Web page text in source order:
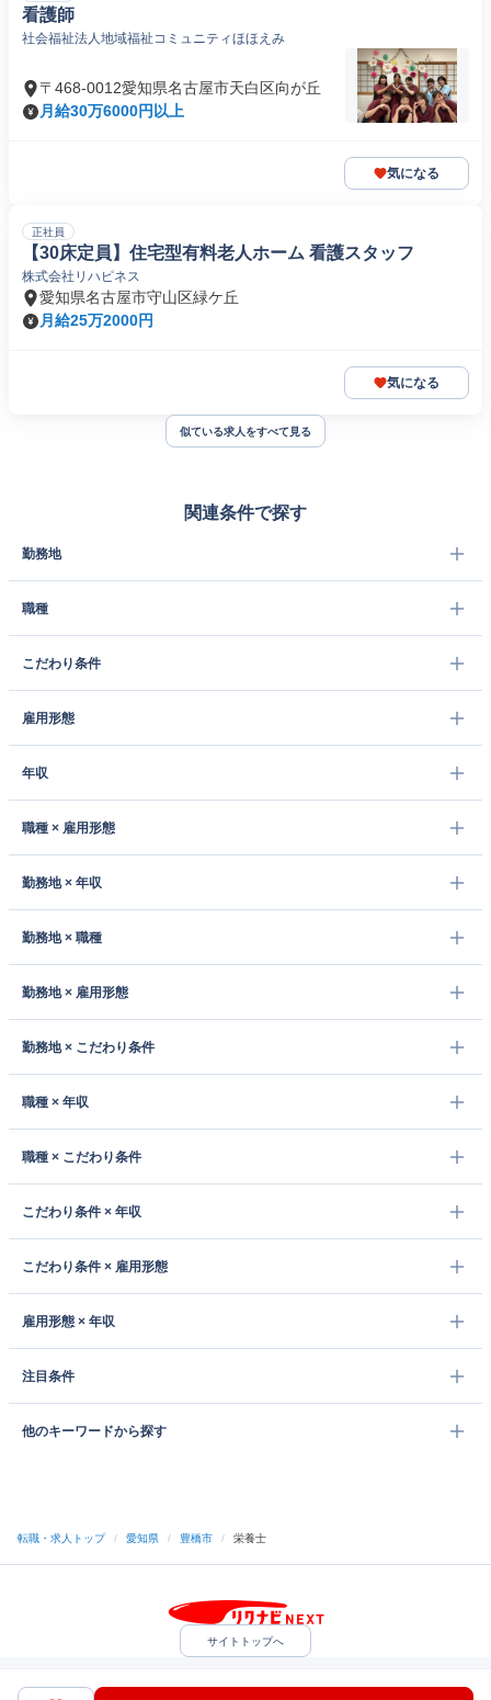
看護師
社会福祉法人地域福祉コミュニティほほえみ
〒468-0012愛知県名古屋市天白区向が丘
月給30万6000円以上
気になる
正社員
【30床定員】住宅型有料老人ホーム 看護スタッフ
株式会社リハピネス
愛知県名古屋市守山区緑ケ丘
月給25万2000円
気になる
似ている求人をすべて見る
関連条件で探す
勤務地
職種
こだわり条件
雇用形態
年収
職種 × 雇用形態
勤務地 × 年収
勤務地 × 職種
勤務地 × 雇用形態
勤務地 × こだわり条件
職種 × 年収
職種 × こだわり条件
こだわり条件 × 年収
こだわり条件 × 雇用形態
雇用形態 × 年収
注目条件
他のキーワードから探す
転職・求人トップ / 愛知県 / 豊橋市 / 栄養士
サイトトップへ
中途採用をご検討の企業様